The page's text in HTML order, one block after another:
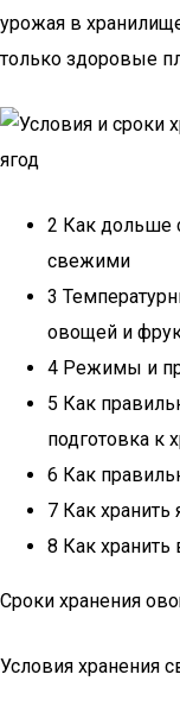
урожая в
только здоровые
2 Как дольше
свежими
3
овощей и
4 Режимы и
5 Как
подготовка к
6 Как
7 Как хранить
8 Как
Сроки хранения
Условия хранения